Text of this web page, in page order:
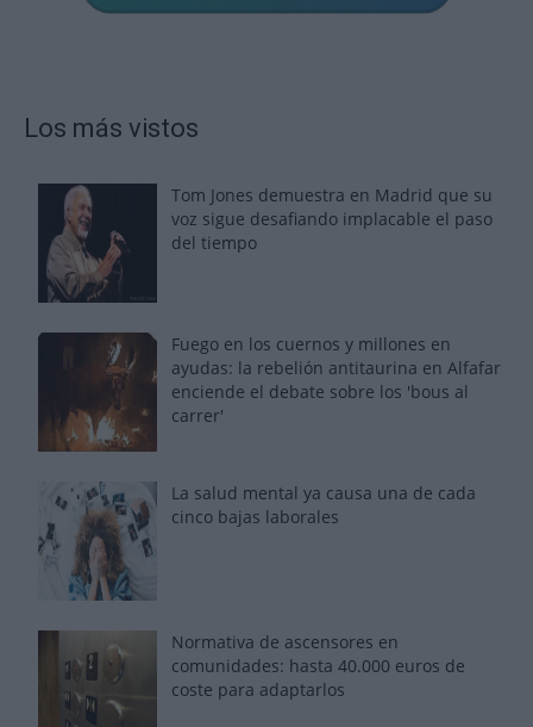
Los más vistos
Tom Jones demuestra en Madrid que su
voz sigue desafiando implacable el paso
del tiempo
Fuego en los cuernos y millones en
ayudas: la rebelión antitaurina en Alfafar
enciende el debate sobre los 'bous al
carrer'
La salud mental ya causa una de cada
cinco bajas laborales
Normativa de ascensores en
comunidades: hasta 40.000 euros de
coste para adaptarlos